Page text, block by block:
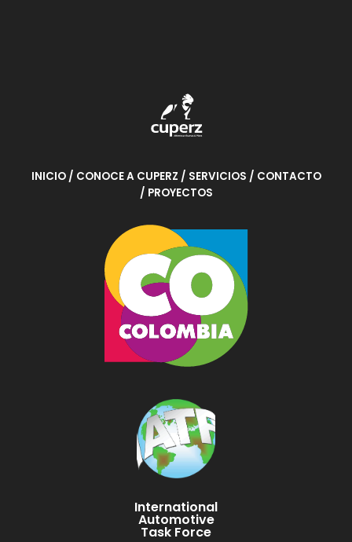
INICIO / CONOCE A CUPERZ / SERVICIOS / CONTACTO
/ PROYECTOS
International
Automotive
Task Force